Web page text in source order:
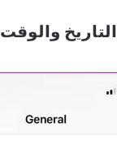
التاريخ والوقت